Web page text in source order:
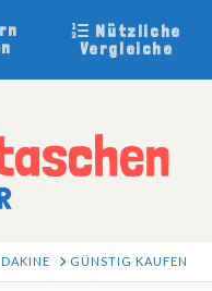
Nützliche
Vergleiche
DAKINE GÜNSTIG KAUFEN